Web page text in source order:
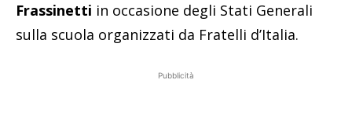
Frassinetti in occasione degli Stati Generali
sulla scuola organizzati da Fratelli d’Italia.
Pubblicità